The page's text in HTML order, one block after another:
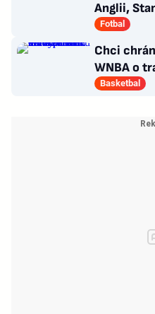
Anglii,
Kinského
Fotbal
Chci
WNBA o
kulturní
Basketbal